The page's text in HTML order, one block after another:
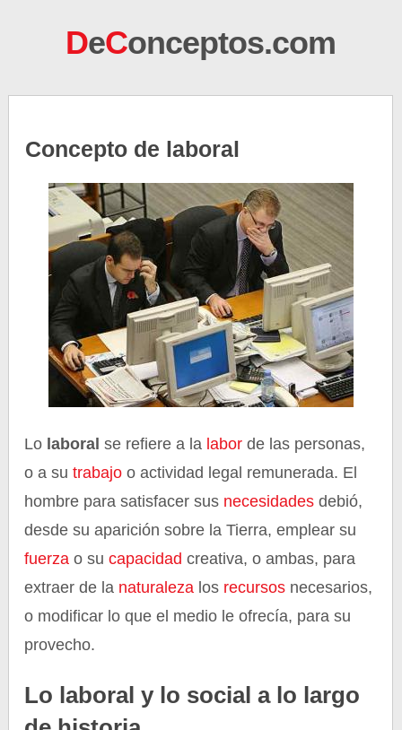
DeConceptos.com
Concepto de laboral
Lo laboral se refiere a la labor de las personas,
o a sutrabajo o actividad legal remunerada. El
hombre para satisfacer sus necesidades debió,
desde su aparición sobre la Tierra, emplear su
fuerza o sucapacidad creativa, o ambas, para
extraer de la naturaleza los recursos necesarios,
o modificar lo que el medio le ofrecía, para su
provecho.
Lo laboral y lo social a lo largo